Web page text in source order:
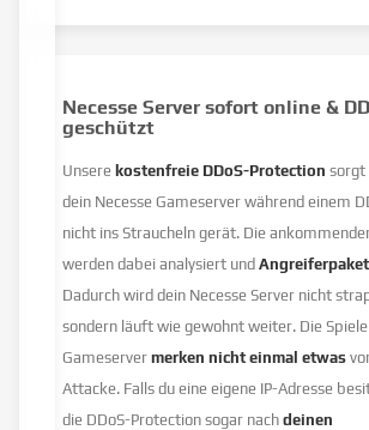
Necesse Server sofort online &
geschützt
Unserekostenfreie DDoS-Protection sorgt
dein Necesse Gameserver während einem
nicht ins Straucheln gerät. Die
werden dabei analysiert und
Dadurch wird dein Necesse Server nicht
sondern läuft wie gewohnt weiter. Die
Gameservermerken nicht einmal etwas
Attacke. Falls du eine eigene IP-Adresse
die DDoS-Protection sogar nachdeinen